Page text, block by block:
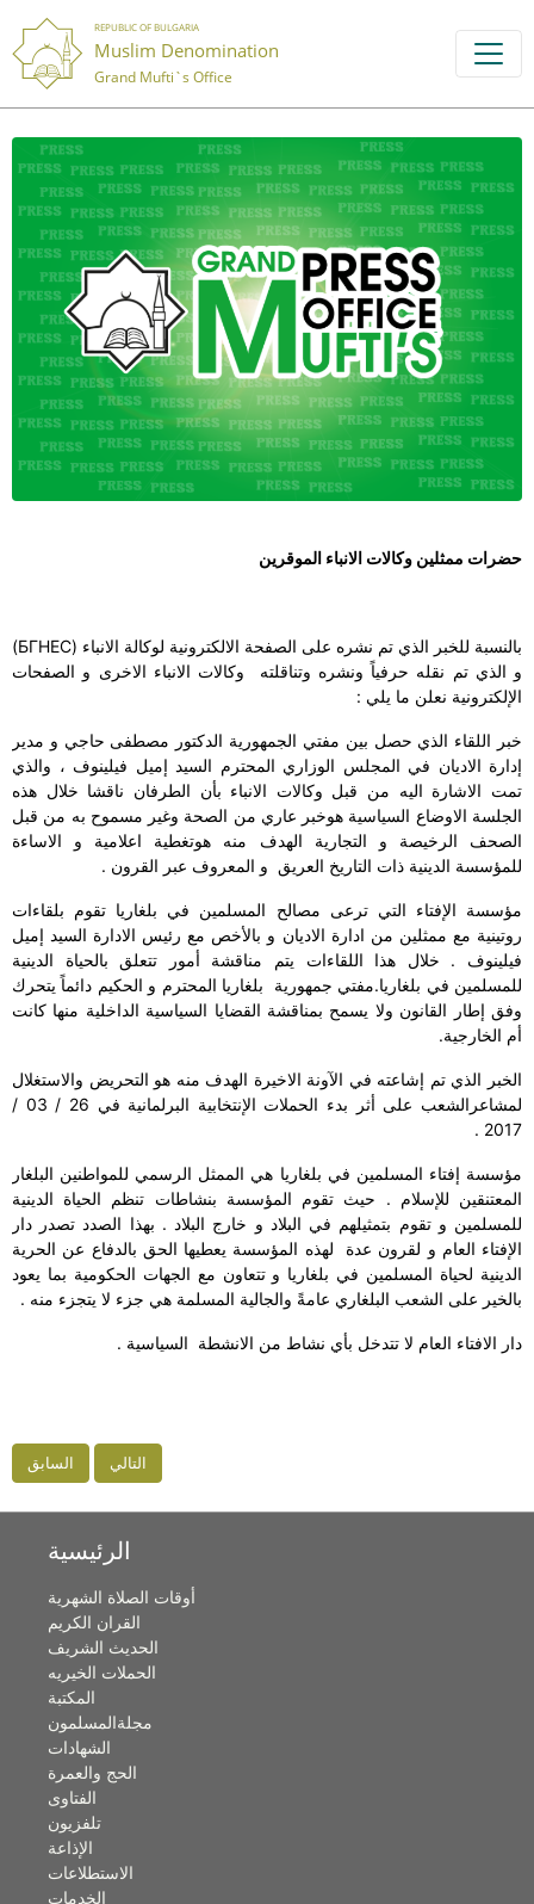
REPUBLIC OF BULGARIA
Muslim Denomination
Grand Mufti`s Office
حضرات ممثلين وكالات الانباء الموقرين
بالنسبة للخبر الذي تم نشره على الصفحة الالكترونية لوكالة الانباء (БГНЕС
)
و الذي تم نقله حرفياً ونشره وتناقلته وكالات الانباء الاخرى و الصفحات
الإلكترونية نعلن ما يلي :
خبر اللقاء الذي حصل بين مفتي الجمهورية الدكتور مصطفى حاجي و مدير
إدارة الاديان في المجلس الوزاري المحترم السيد إميل فيلينوف ، والذي
تمت الاشارة اليه من قبل وكالات الانباء بأن الطرفان ناقشا خلال هذه
الجلسة الاوضاع السياسية هوخبر عاري من الصحة وغير مسموح به من قبل
الصحف الرخيصة و التجارية الهدف منه هوتغطية اعلامية و الاساءة
للمؤسسة الدينية ذات التاريخ العريق و المعروف عبر القرون .
مؤسسة الإفتاء التي ترعى مصالح المسلمين في بلغاريا تقوم بلقاءات
روتينية مع ممثلين من ادارة الاديان و بالأخص مع رئيس الادارة السيد إميل
فيلينوف . خلال هذا اللقاءات يتم مناقشة أمور تتعلق بالحياة الدينية
للمسلمين في بلغاريا.مفتي جمهورية بلغاريا المحترم و الحكيم دائماً يتحرك
وفق إطار القانون ولا يسمح بمناقشة القضايا السياسية الداخلية منها كانت
أم الخارجية.
الخبر الذي تم إشاعته في الآونة الاخيرة الهدف منه هو التحريض والاستغلال
لمشاعرالشعب على أثر بدء الحملات الإنتخابية البرلمانية في 26 / 03 /
2017 .
مؤسسة إفتاء المسلمين في بلغاريا هي الممثل الرسمي للمواطنين البلغار
المعتنقين للإسلام . حيث تقوم المؤسسة بنشاطات تنظم الحياة الدينية
للمسلمين و تقوم بتمثيلهم في البلاد و خارج البلاد . بهذا الصدد تصدر دار
الإفتاء العام و لقرون عدة لهذه المؤسسة يعطيها الحق بالدفاع عن الحرية
الدينية لحياة المسلمين في بلغاريا و تتعاون مع الجهات الحكومية بما يعود
بالخير على الشعب البلغاري عامةً والجالية المسلمة هي جزء لا يتجزء منه .
دار الافتاء العام لا تتدخل بأي نشاط من الانشطة السياسية .
السابق التالي
الرئيسية
أوقات الصلاة الشهرية
القران الكريم
الحديث الشريف
الحملات الخيريه
المكتبة
مجلةالمسلمون
الشهادات
الحج والعمرة
الفتاوى
تلفزيون
الإذاعة
الاستطلاعات
الخدمات